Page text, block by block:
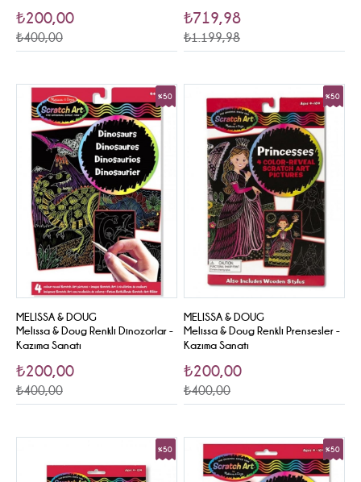
₺200,00
₺400,00
₺719,98
₺1.199,98
MELISSA & DOUG
Melissa & Doug Renkli Dinozorlar -
Kazıma Sanatı
₺200,00
₺400,00
%50
Sale
MELISSA & DOUG
Melissa & Doug Renkli Prensesler -
Kazıma Sanatı
₺200,00
₺400,00
%50
%50 %50
Sale